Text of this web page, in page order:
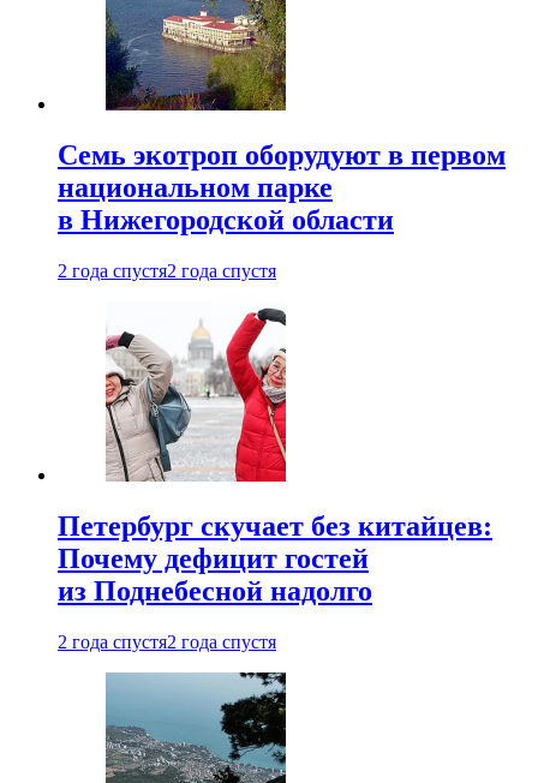
Семь экотроп оборудуют в первом
национальном парке
в Нижегородской области
2 года спустя2 года спустя
Петербург скучает без китайцев:
Почему дефицит гостей
из Поднебесной надолго
2 года спустя2 года спустя